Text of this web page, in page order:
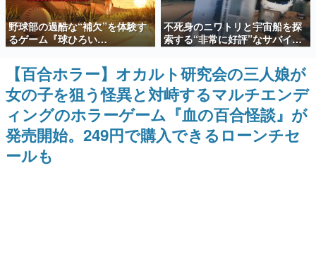
殿堂入り記事
SNS拡散数が数千以上！ ページビュー数万以上！ などな
ど。多くの人々に読まれた、電ファミ渾身の“殿堂入り”記
事をまとめました。
ゲームの企画書
名作ゲームクリエイターの方々に製作時のエピソードをお
聞きし、ヒットする企画（ゲーム）とは何か？を探ってい
きます。
赫本
この物語を解いてはいけない。『赫本』は、〈試験問題〉
野球部の過酷な“補欠”を体験す
るゲーム『球ひろい
Simulator』が「1件」のウィッ
シュリストをもとにチェコ語に
対応しSNSで話題に。『キング
ダム・カム』開発元やチェコの
プロ野球選手から称賛の声
不死身のニワトリと宇宙船を探
索する“非常に好評”なサバイバ
ルゲーム『Breathedge』が無
料で配布中。入手できる期間は8
月10日まで
【百合ホラー】オカルト研究会の三人娘が
女の子を狙う怪異と対峙するマルチエンデ
ィングのホラーゲーム『血の百合怪談』が
発売開始。249円で購入できるローンチセ
ールも